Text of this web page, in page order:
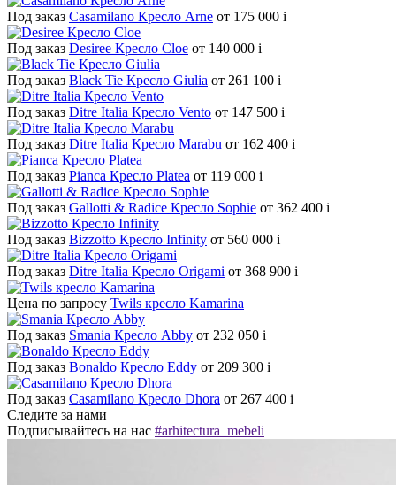
Под заказ Casamilano Кресло Arne от 175 000 i
Под заказ Desiree Кресло Cloe от 140 000 i
Под заказ Black Tie Кресло Giulia от 261 100 i
Под заказ Ditre Italia Кресло Vento от 147 500 i
Под заказ Ditre Italia Кресло Marabu от 162 400 i
Под заказ Pianca Кресло Platea от 119 000 i
Под заказ Gallotti & Radice Кресло Sophie от 362 400 i
Под заказ Bizzotto Кресло Infinity от 560 000 i
Под заказ Ditre Italia Кресло Origami от 368 900 i
Цена по запросу Twils кресло Kamarina
Под заказ Smania Кресло Abby от 232 050 i
Под заказ Bonaldo Кресло Eddy от 209 300 i
Под заказ Casamilano Кресло Dhora от 267 400 i
Следите за нами
Подписывайтесь на нас #arhitectura_mebeli